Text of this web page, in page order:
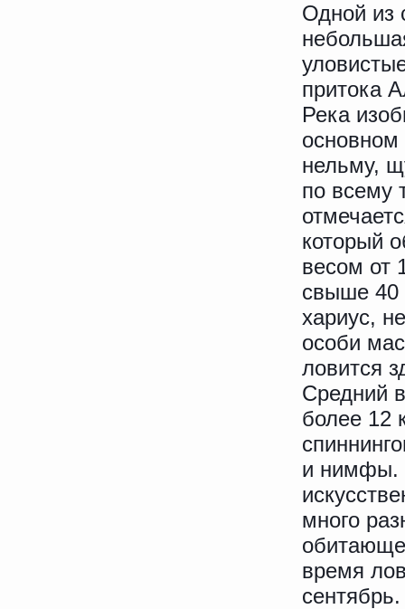
Одной из
притока
Река
основном
нельму,
по всему
который
весом от
свыше 40
хариус,
особи
ловится
Средний
более 12
и нимфы.
много
время
сентябрь.